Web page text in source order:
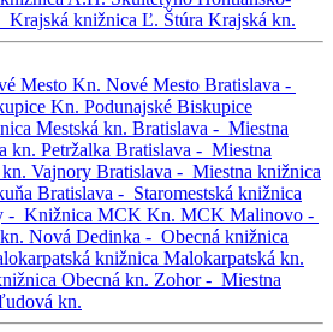
Krajská knižnica Ľ. Štúra Krajská kn.
Mesto Kn. Nové Mesto Bratislava -
Kn. Podunajské Biskupice
Mestská kn. Bratislava - Miestna
kn. Petržalka Bratislava - Miestna
Vajnory Bratislava - Miestna knižnica
Bratislava - Staromestská knižnica
- Knižnica MCK Kn. MCK Malinovo -
Nová Dedinka - Obecná knižnica
knižnica Malokarpatská kn.
Obecná kn. Zohor - Miestna
kn.